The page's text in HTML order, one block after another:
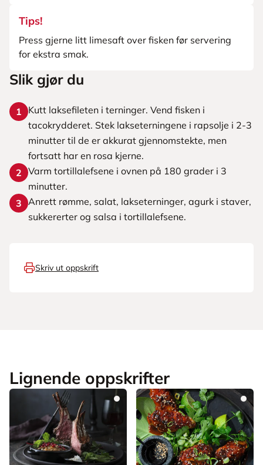
Tips!
Press gjerne litt limesaft over fisken før servering
for ekstra smak.
Slik gjør du
1
Kutt laksefileten i terninger. Vend fisken i
tacokrydderet. Stek lakseterningene i rapsolje i 2-3
minutter til de er akkurat gjennomstekte, men
fortsatt har en rosa kjerne.
2 Varm tortillalefsene i ovnen på 180 grader i 3
minutter.
3 Anrett rømme, salat, lakseterninger, agurk i staver,
sukkererter og salsa i tortillalefsene.
Skriv ut oppskrift
Lignende oppskrifter